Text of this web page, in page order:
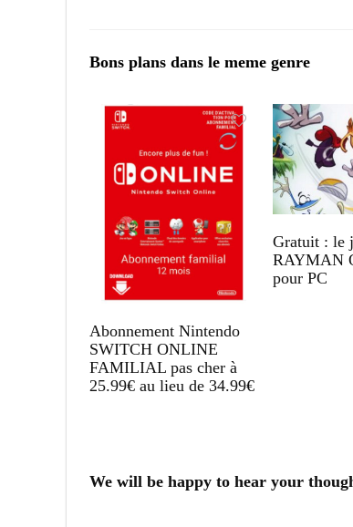
Bons plans dans le meme genre
Abonnement Nintendo
SWITCH ONLINE
FAMILIAL pas cher à
25.99€ au lieu de 34.99€
Gratuit : le
RAYMAN
pour PC
We will be happy to hear your